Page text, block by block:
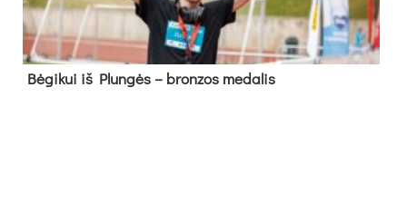
Bė­gi­kui iš Plun­gės – bron­zos me­da­lis